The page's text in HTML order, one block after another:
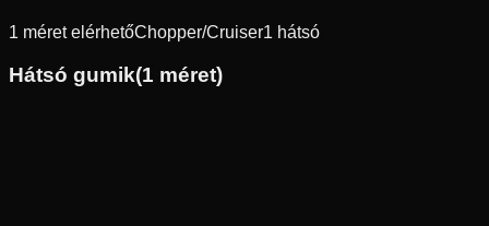
1 méret elérhetőChopper/Cruiser1 hátsó
Hátsó gumik(1 méret)